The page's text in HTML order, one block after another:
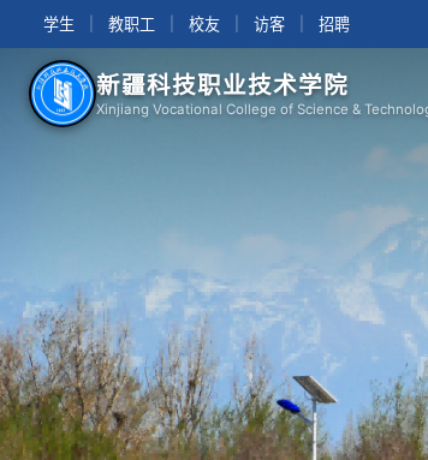
学生 教职工 校友 访客 招聘
新疆科技职业技术学院
Xinjiang Vocational College of Science &